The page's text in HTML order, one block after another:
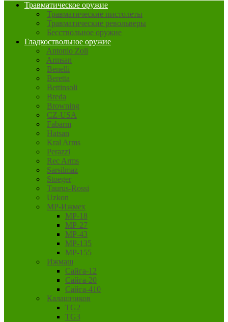
Травматическое оружие
Травматические пистолеты
Травматические револьверы
Бесствольное оружие
Гладкоствольное оружие
Antonio Zoli
Armsan
Benelli
Beretta
Bettinsoli
Breda
Browning
CZ-USA
Fabarm
Hatsan
Kral Arms
Perazzi
Rec Arms
Sarsilmaz
Stoeger
Taurus-Rossi
Uzkon
MP-Ижмех
MP-18
MP-27
MP-43
MP-135
MP-155
Ижмаш
Сайга-12
Сайга-20
Сайга-410
Калашников
TG2
TG3